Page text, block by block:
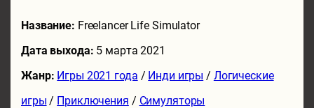
Название: Freelancer Life Simulator
Дата выхода: 5 марта 2021
Жанр: Игры 2021 года / Инди игры / Логические
игры / Приключения / Симуляторы